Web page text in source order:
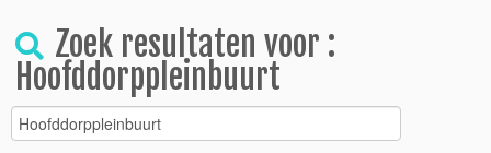
Zoek resultaten voor :
Hoofddorppleinbuurt
Zoeken
naar: